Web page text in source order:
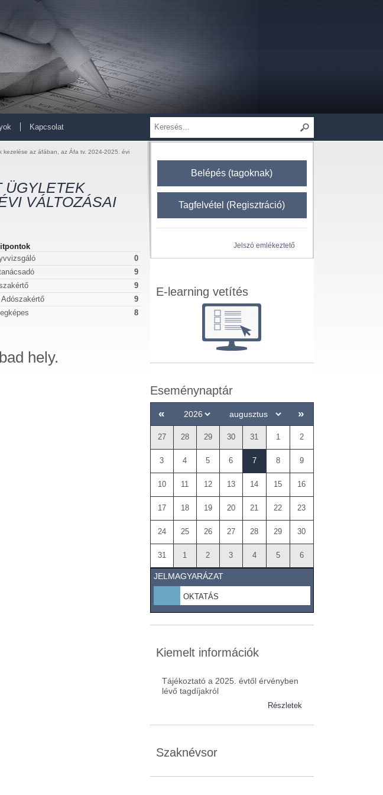
Kapcsolat
kezelése az áfában, az Áfa tv. 2024-2025. évi
ÜGYLETEK
VÁLTOZÁSAI
0
9
9
9
8
hely.
Belépés (tagoknak)
Tagfelvétel (Regisztráció)
Jelszó emlékeztető
E-learning vetítés
Eseménynaptár
« »
27 28 29 30 31 1 2
3 4 5 6 7 8 9
10 11 12 13 14 15 16
17 18 19 20 21 22 23
24 25 26 27 28 29 30
31 1 2 3 4 5 6
JELMAGYARÁZAT
OKTATÁS
Kiemelt információk
Tájékoztató a 2025. évtől érvényben
lévő tagdíjakról
Részletek
Szaknévsor